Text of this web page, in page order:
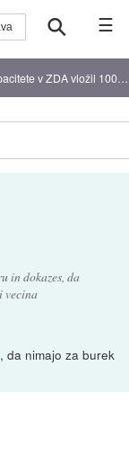
☰
vložil 100 milijard dolarjev
in dokazes, da
vecina
da nimajo za burek